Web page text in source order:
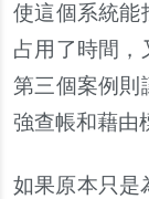
使這個系統能
占用了時間，
第三個案例則
強查帳和藉由
如果原本只是